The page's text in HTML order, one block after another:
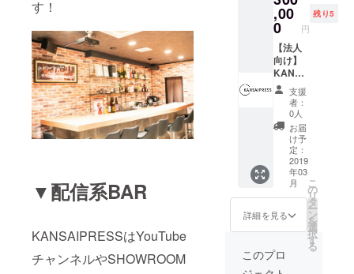
す！
▼配信系BAR
KANSAIPRESSはYouTube
チャンネルやSHOWROOM
KANSA
IPRESS
の
YouTub
eにもス
ポン
サー枠
で投稿
させて
いただ
きま
す！ 企
業広告
にぜ
ひ！
（関西
圏に限
りま
す）
,00
0 円
残り5
【法人
向け】
KANSA
IPRESS
HPバ
ナー広
告 6ヶ
月間
KANSA
IPRESS
のHPに
御社の
会社の
バナー
広告を
掲載し
ます。
今後
支援
者：
0人
お届
け予
定：
2019
年03
月
詳細を見る
こ
の
リ
タ
ー
ン
を
選
択
す
る
このプロ